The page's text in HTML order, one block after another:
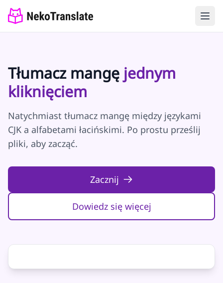
Tłumacz mangę jednym
kliknięciem
Natychmiast tłumacz mangę między językami
CJK a alfabetami łacińskimi. Po prostu prześlij
pliki, aby zacząć.
Zacznij
Dowiedz się więcej
Oryginał Tłumaczenie